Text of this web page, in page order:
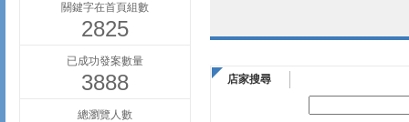
關鍵字在首頁組數
2825
已成功發案數量
3888
總瀏覽人數
店家搜尋